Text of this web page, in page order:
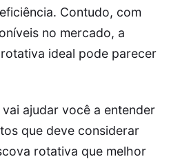
Contudo, com
no mercado, a
ideal pode parecer
ajudar você a entender
que deve considerar
rotativa que melhor